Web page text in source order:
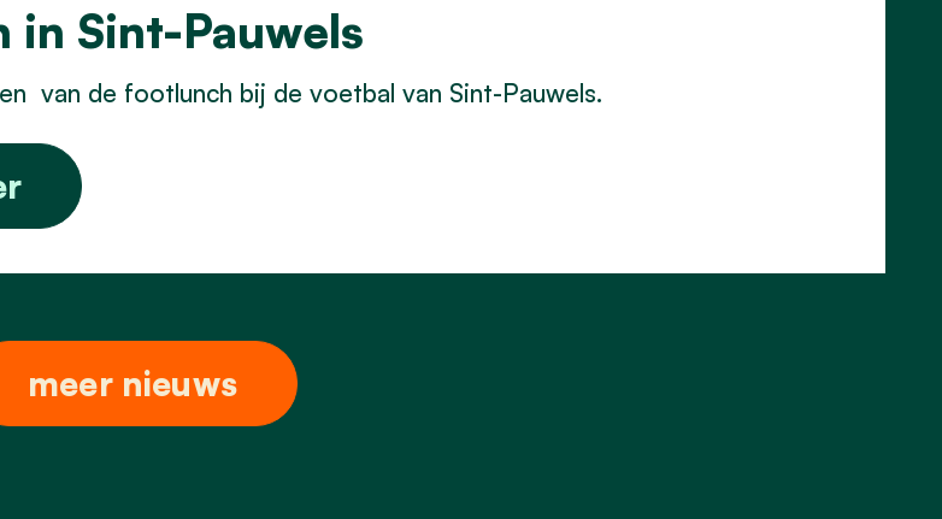
in Sint-Pauwels
van de footlunch bij de voetbal van Sint-Pauwels.
meer nieuws